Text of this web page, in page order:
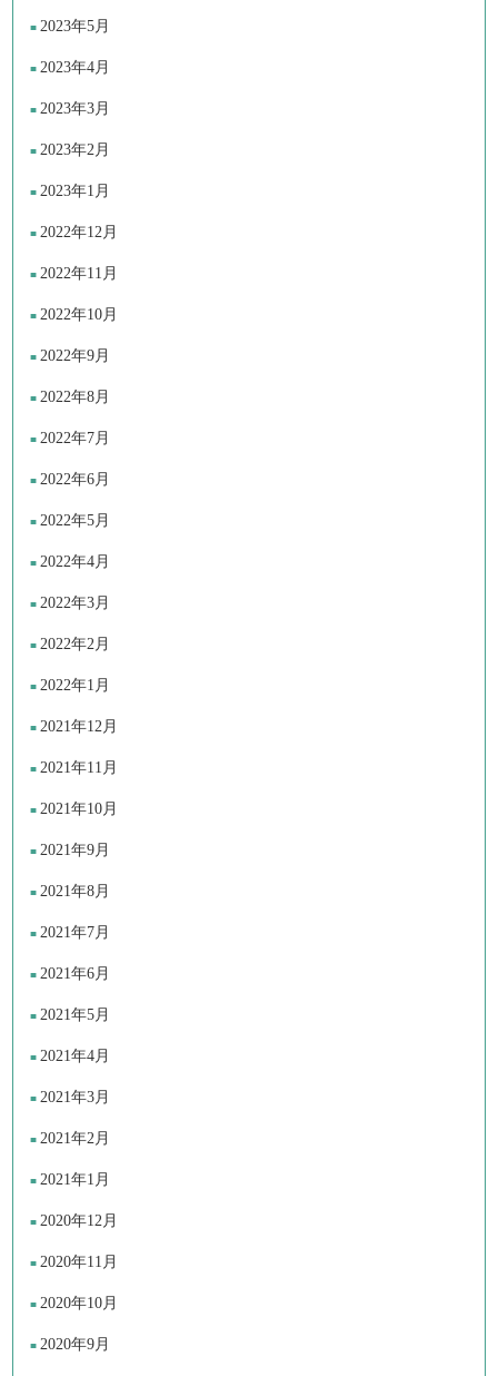
2023年5月
2023年4月
2023年3月
2023年2月
2023年1月
2022年12月
2022年11月
2022年10月
2022年9月
2022年8月
2022年7月
2022年6月
2022年5月
2022年4月
2022年3月
2022年2月
2022年1月
2021年12月
2021年11月
2021年10月
2021年9月
2021年8月
2021年7月
2021年6月
2021年5月
2021年4月
2021年3月
2021年2月
2021年1月
2020年12月
2020年11月
2020年10月
2020年9月